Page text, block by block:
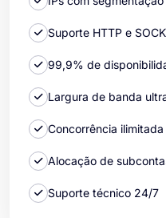
Suporte HTTP e
99,9% de
Largura de banda
Concorrência ilimitada
Alocação de
Suporte técnico 24/7